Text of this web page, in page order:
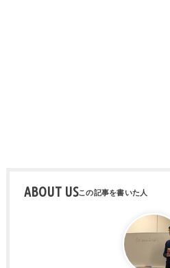
ABOUT US